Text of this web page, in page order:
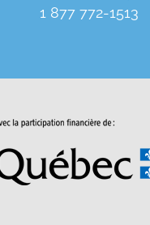
1 877 772-1513